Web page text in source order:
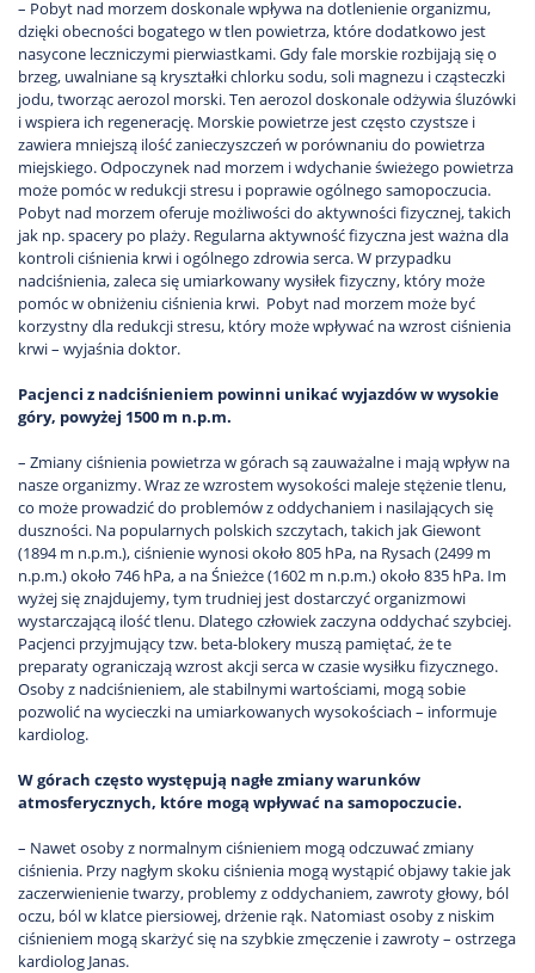
– Pobyt nad morzem doskonale wpływa na dotlenienie organizmu,
dzięki obecności bogatego w tlen powietrza, które dodatkowo jest
nasycone leczniczymi pierwiastkami. Gdy fale morskie rozbijają się o
brzeg, uwalniane są kryształki chlorku sodu, soli magnezu i cząsteczki
jodu, tworząc aerozol morski. Ten aerozol doskonale odżywia śluzówki
i wspiera ich regenerację. Morskie powietrze jest często czystsze i
zawiera mniejszą ilość zanieczyszczeń w porównaniu do powietrza
miejskiego. Odpoczynek nad morzem i wdychanie świeżego powietrza
może pomóc w redukcji stresu i poprawie ogólnego samopoczucia.
Pobyt nad morzem oferuje możliwości do aktywności fizycznej, takich
jak np. spacery po plaży. Regularna aktywność fizyczna jest ważna dla
kontroli ciśnienia krwi i ogólnego zdrowia serca. W przypadku
nadciśnienia, zaleca się umiarkowany wysiłek fizyczny, który może
pomóc w obniżeniu ciśnienia krwi. Pobyt nad morzem może być
korzystny dla redukcji stresu, który może wpływać na wzrost ciśnienia
krwi – wyjaśnia doktor.
Pacjenci z nadciśnieniem powinni unikać wyjazdów w wysokie
góry, powyżej 1500 m n.p.m.
– Zmiany ciśnienia powietrza w górach są zauważalne i mają wpływ na
nasze organizmy. Wraz ze wzrostem wysokości maleje stężenie tlenu,
co może prowadzić do problemów z oddychaniem i nasilających się
duszności. Na popularnych polskich szczytach, takich jak Giewont
(1894 m n.p.m.), ciśnienie wynosi około 805 hPa, na Rysach (2499 m
n.p.m.) około 746 hPa, a na Śnieżce (1602 m n.p.m.) około 835 hPa. Im
wyżej się znajdujemy, tym trudniej jest dostarczyć organizmowi
wystarczającą ilość tlenu. Dlatego człowiek zaczyna oddychać szybciej.
Pacjenci przyjmujący tzw. beta-blokery muszą pamiętać, że te
preparaty ograniczają wzrost akcji serca w czasie wysiłku fizycznego.
Osoby z nadciśnieniem, ale stabilnymi wartościami, mogą sobie
pozwolić na wycieczki na umiarkowanych wysokościach – informuje
kardiolog.
W górach często występują nagłe zmiany warunków
atmosferycznych, które mogą wpływać na samopoczucie.
– Nawet osoby z normalnym ciśnieniem mogą odczuwać zmiany
ciśnienia. Przy nagłym skoku ciśnienia mogą wystąpić objawy takie jak
zaczerwienienie twarzy, problemy z oddychaniem, zawroty głowy, ból
oczu, ból w klatce piersiowej, drżenie rąk. Natomiast osoby z niskim
ciśnieniem mogą skarżyć się na szybkie zmęczenie i zawroty – ostrzega
kardiolog Janas.